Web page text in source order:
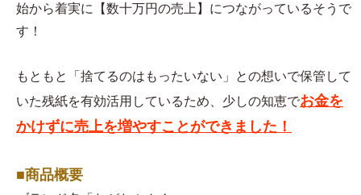
始から着実に【数十万円の売上】につながっているそうで
す！
もともと「捨てるのはもったいない」との想いで保管して
いた残紙を有効活用しているため、少しの知恵でお金を
かけずに売上を増やすことができました！
■商品概要